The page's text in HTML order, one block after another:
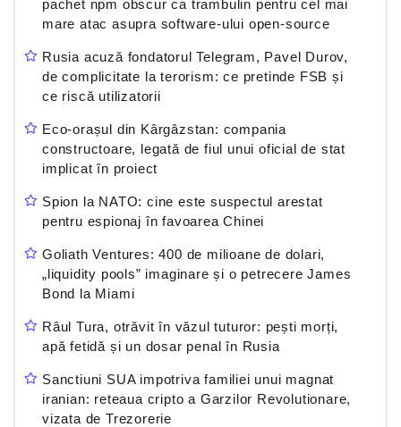
pachet npm obscur ca trambulin pentru cel mai
mare atac asupra software-ului open-source
Rusia acuză fondatorul Telegram, Pavel Durov,
de complicitate la terorism: ce pretinde FSB și
ce riscă utilizatorii
Eco-orașul din Kârgâzstan: compania
constructoare, legată de fiul unui oficial de stat
implicat în proiect
Spion la NATO: cine este suspectul arestat
pentru espionaj în favoarea Chinei
Goliath Ventures: 400 de milioane de dolari,
„liquidity pools” imaginare și o petrecere James
Bond la Miami
Râul Tura, otrăvit în văzul tuturor: pești morți,
apă fetidă și un dosar penal în Rusia
Sanctiuni SUA impotriva familiei unui magnat
iranian: reteaua cripto a Garzilor Revolutionare,
vizata de Trezorerie